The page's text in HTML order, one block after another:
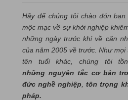
Hãy để chúng tôi chào đón
mộc mạc về sự khởi nghiệp
những ngày trước khi về căn
của năm 2005 về trước. Như
tên tuổi khác, chúng tôi
những nguyên tắc cơ bản
đức nghề nghiệp ,tôn trọng
pháp.